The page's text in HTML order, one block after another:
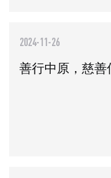
2024-11-26
善行中原，慈